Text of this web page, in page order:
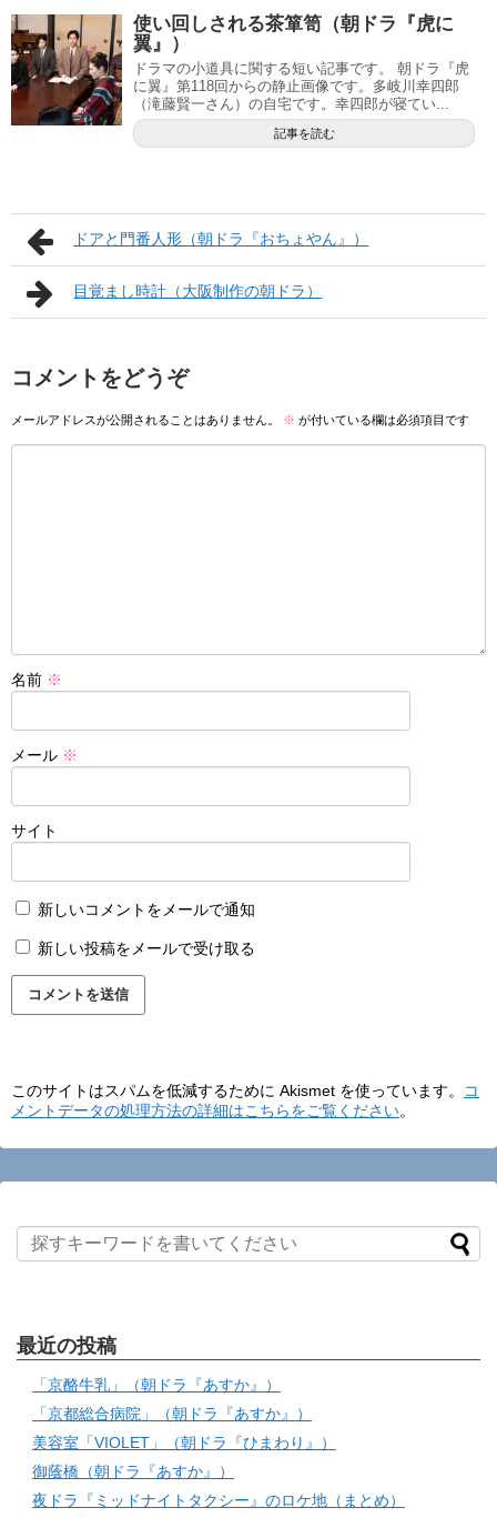
使い回しされる茶箪笥（朝ドラ『虎に
翼』）
ドラマの小道具に関する短い記事です。 朝ドラ『虎
に翼』第118回からの静止画像です。多岐川幸四郎
（滝藤賢一さん）の自宅です。幸四郎が寝てい...
記事を読む
ドアと門番人形（朝ドラ『おちょやん』）
目覚まし時計（大阪制作の朝ドラ）
コメントをどうぞ
メールアドレスが公開されることはありません。 ※ が付いている欄は必須項目です
名前 ※
メール ※
サイト
新しいコメントをメールで通知
新しい投稿をメールで受け取る
このサイトはスパムを低減するために Akismet を使っています。
コ
メントデータの処理方法の詳細はこちらをご覧ください。
最近の投稿
「京酪牛乳」（朝ドラ『あすか』）
「京都総合病院」（朝ドラ『あすか』）
美容室「VIOLET」（朝ドラ『ひまわり』）
御蔭橋（朝ドラ『あすか』）
夜ドラ『ミッドナイトタクシー』のロケ地（まとめ）